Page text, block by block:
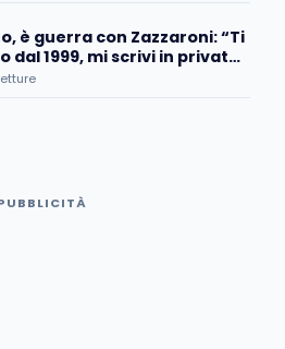
è guerra con Zazzaroni: “Ti
dal 1999, mi scrivi in privato